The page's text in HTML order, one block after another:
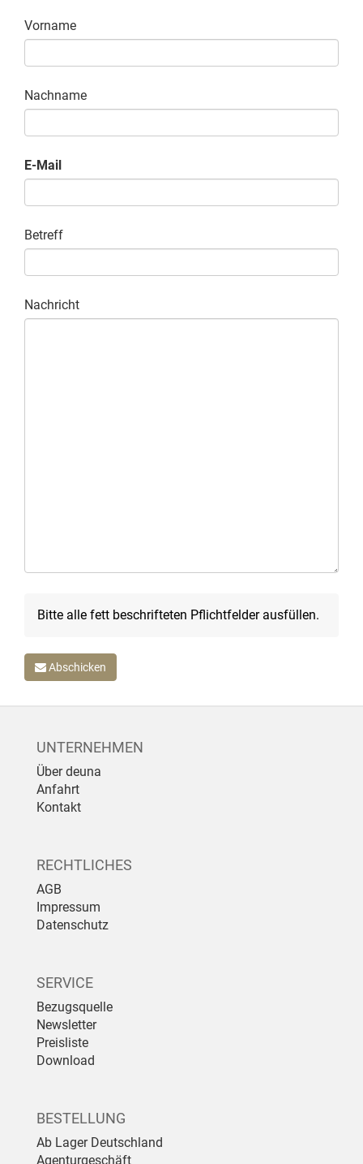
Vorname
Nachname
E-Mail
Betreff
Nachricht
Bitte alle fett beschrifteten Pflichtfelder ausfüllen.
Abschicken
UNTERNEHMEN
Über deuna
Anfahrt
Kontakt
RECHTLICHES
AGB
Impressum
Datenschutz
SERVICE
Bezugsquelle
Newsletter
Preisliste
Download
BESTELLUNG
Ab Lager Deutschland
Agenturgeschäft